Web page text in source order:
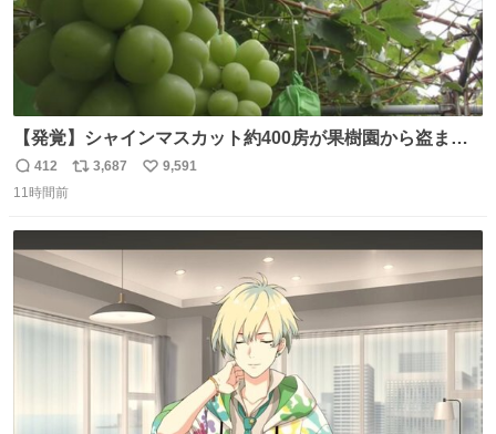
【発覚】シャインマスカット約400房が果樹園から盗まれ
る 栃木・佐野市 news.livedoor.com/article/detail… 被害
に遭った果樹園には防犯カメラなどはなく、シャインマス
ロールを強化する。
返
信
412
リ
ト
数
3,687
い
数
9,591
11時間前